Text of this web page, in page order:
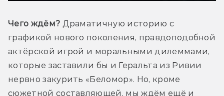
Чего ждём? Драматичную историю с
графикой нового поколения, правдоподобной
актёрской игрой и моральными дилеммами,
которые заставили бы и Геральта из Ривии
нервно закурить «Беломор». Но, кроме
сюжетной составляющей, мы ждём ещё и